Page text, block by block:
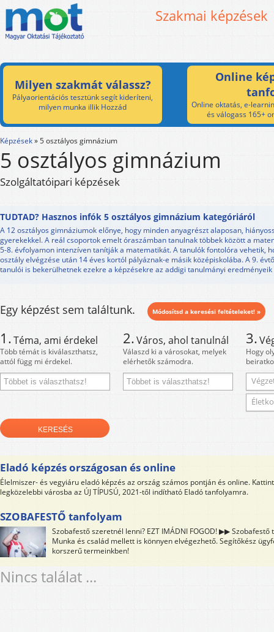
Szakmai képzések
Milyen szakmát válassz?
Pályaorientációs tesztünk segít kideríteni,
milyen munka illik Hozzád
Online
Online oktatás, e-
és válogass 165+
Képzések»5 osztályos gimnázium
5 osztályos gimnázium
Szolgáltatóipari képzések
TUDTAD? Hasznos infók 5 osztályos gimnázium kategóriáról
A 12 osztályos gimnáziumok előnye, hogy minden anyagrészt alaposan,
gyerekekkel. A reál csoportok emelt óraszámban tanulnak többek között a
5-8. évfolyamon intenzíven tanítják a matematikát. A tanulók fontolóra vehetik,
osztály elvégzése után 14 éves kortól pályáznak-e másik középiskolába. A 9.
tanulói is bekerülhetnek ezekre a képzésekre az addigi tanulmányi
Egy képzést sem találtunk. Módosítsd a keresési feltételeket! »
1.Téma, ami érdekel
Több témát is kiválaszthatsz,
attól függ mi érdekel.
2.Város, ahol tanulnál
Válaszd ki a városokat, melyek
elérhetők számodra.
3.
Hogy
Eladó képzés országosan és online
Élelmiszer- és vegyiáru eladó képzés az ország számos pontján és online.
legközelebbi városba az ÚJ TÍPUSÚ, 2021-től indítható Eladó tanfolyamra.
SZOBAFESTŐ tanfolyam
Szobafestő szeretnél lenni? EZT IMÁDNI FOGOD! ▶▶
Munka és család mellett is könnyen elvégezhető. Segítőkész
korszerű termeinkben!
Nincs találat ...